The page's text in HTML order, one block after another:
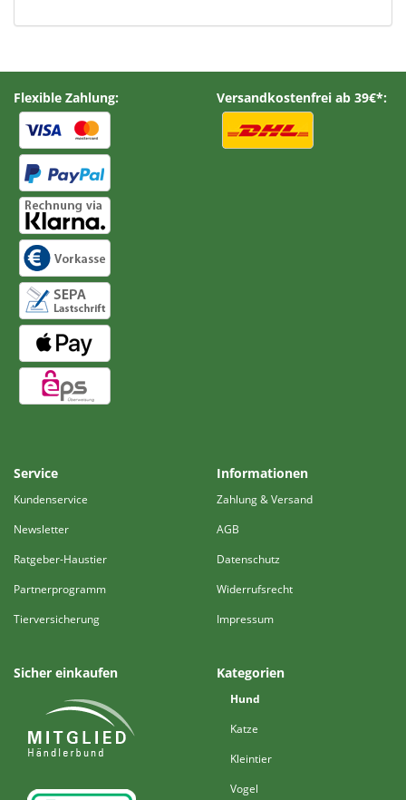
Flexible Zahlung: Versandkostenfrei ab 39€*:
Service
Kundenservice
Newsletter
Ratgeber-Haustier
Partnerprogramm
Tierversicherung
Informationen
Zahlung & Versand
AGB
Datenschutz
Widerrufsrecht
Impressum
Sicher einkaufen Kategorien
Hund
Katze
Kleintier
Vogel